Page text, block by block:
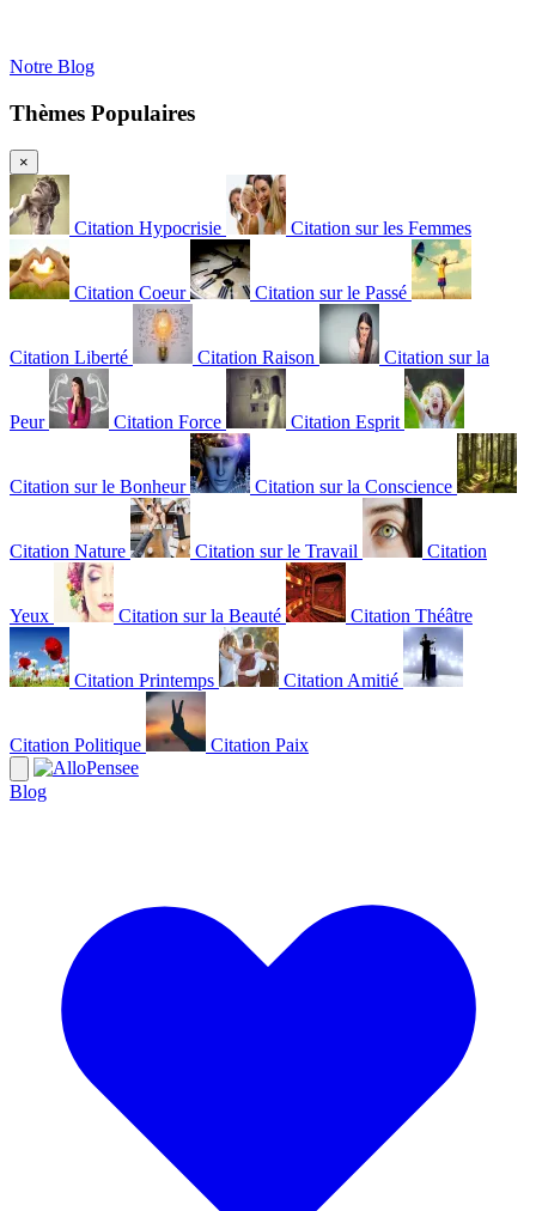
Notre Blog
Thèmes Populaires
×
Citation Hypocrisie Citation sur les Femmes
Citation Coeur Citation sur le Passé
Citation Liberté Citation Raison Citation sur la
Peur Citation Force Citation Esprit
Citation sur le Bonheur Citation sur la Conscience
Citation Nature Citation sur le Travail Citation
Yeux Citation sur la Beauté Citation Théâtre
Citation Printemps Citation Amitié
Citation Politique Citation Paix
Blog